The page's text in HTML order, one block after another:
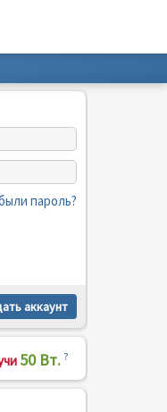
пароль?
аккаунт
50 Вт. ?